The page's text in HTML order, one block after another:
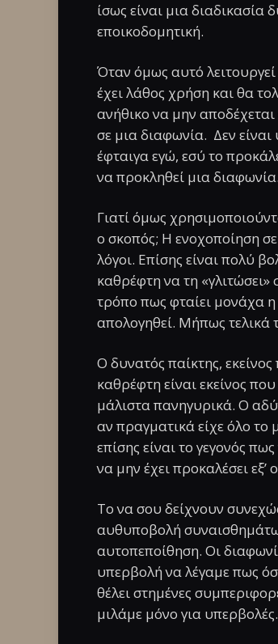
ίσως είναι μια
εποικοδομητική.
Όταν όμως αυτό
έχει λάθος χρήση και θα
ανήθικο να μην
σε μια διαφωνία. Δεν είναι
έφταιγα εγώ, εσύ το
να προκληθεί μια
Γιατί όμως
ο σκοπός; Η ενοχοποίηση
λόγοι. Επίσης είναι πολύ
καθρέφτη να τη
τρόπο πως φταίει μονάχα
απολογηθεί. Μήπως τελικά
Ο δυνατός παίκτης,
καθρέφτη είναι εκείνος
μάλιστα πανηγυρικά. Ο
αν πραγματικά είχε όλο
επίσης είναι το γεγονός
να μην έχει προκαλέσει εξ’
Το να σου δείχνουν
αυθυποβολή
αυτοπεποίθηση. Οι
υπερβολή να λέγαμε πως
θέλει στημένες
μιλάμε μόνο για υπερβολές.